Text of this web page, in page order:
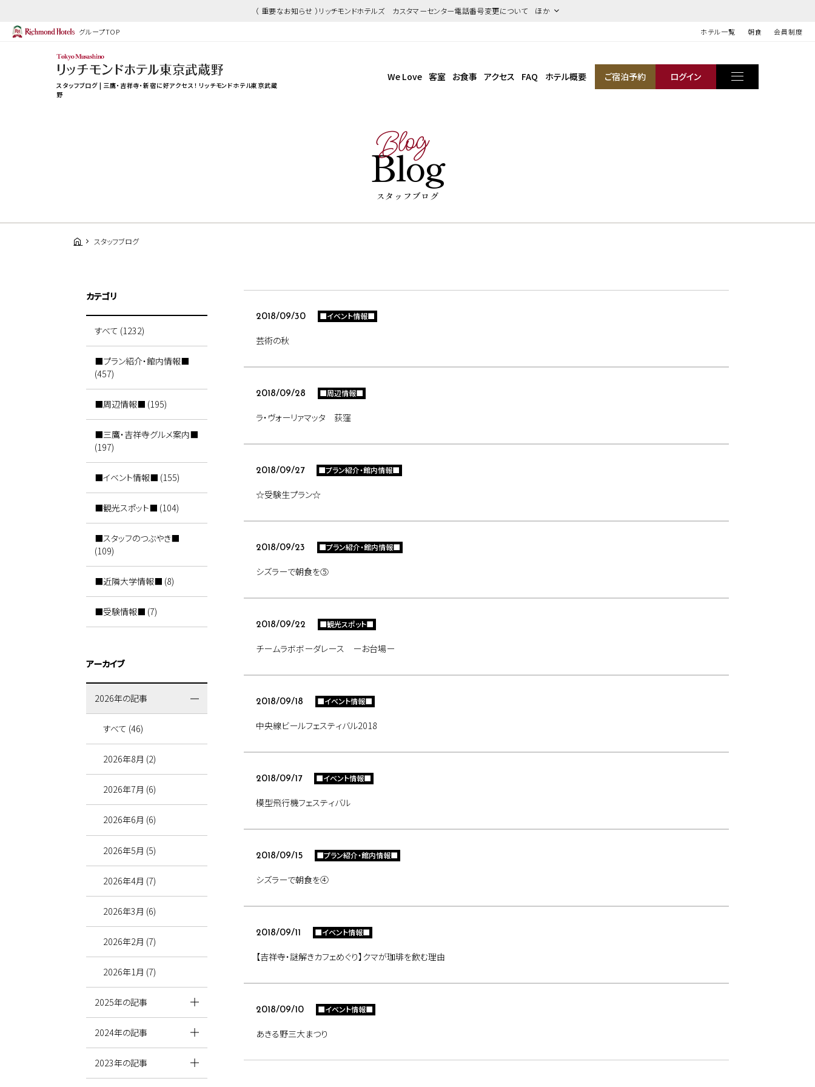
（ 重要なお知らせ ）リッチモンドホテルズ カスタマーセンター電話番号変更について ほか
グループTOP ホテル一覧 朝食 会員制度
スタッフブログ | 三鷹・吉祥寺・新宿に好アクセス！ リッチモンドホテル東京武蔵
野
We Love 客室 お食事 アクセス FAQ ホテル概要 ご宿泊予約 ログイン
Blog
Blog
スタッフブログ
スタッフブログ
2018/09/30 ■イベント情報■
芸術の秋
2018/09/28 ■周辺情報■
ラ・ヴォーリァマッタ 荻窪
2018/09/27 ■プラン紹介・館内情報■
☆受験生プラン☆
2018/09/23 ■プラン紹介・館内情報■
シズラーで朝食を⑤
2018/09/22 ■観光スポット■
チームラボボーダレース ーお台場ー
2018/09/18 ■イベント情報■
中央線ビールフェスティバル2018
2018/09/17 ■イベント情報■
模型飛行機フェスティバル
2018/09/15 ■プラン紹介・館内情報■
シズラーで朝食を④
2018/09/11 ■イベント情報■
【吉祥寺・謎解きカフェめぐり】クマが珈琲を飲む理由
2018/09/10 ■イベント情報■
あきる野三大まつり
カテゴリ
すべて (1232)
■プラン紹介・館内情報■
(457)
■周辺情報■ (195)
■三鷹・吉祥寺グルメ案内■
(197)
■イベント情報■ (155)
■観光スポット■ (104)
■スタッフのつぶやき■
(109)
■近隣大学情報■ (8)
■受験情報■ (7)
アーカイブ
2026年の記事
すべて (46)
2026年8月 (2)
2026年7月 (6)
2026年6月 (6)
2026年5月 (5)
2026年4月 (7)
2026年3月 (6)
2026年2月 (7)
2026年1月 (7)
2025年の記事
2024年の記事
2023年の記事